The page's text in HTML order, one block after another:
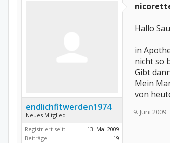
endlichfitwerden1974
Neues Mitglied
Registriert seit:
13. Mai 2009
Beiträge:
19
Hallo
in
nicht so
Gibt
Mein
von
9. Juni 2009